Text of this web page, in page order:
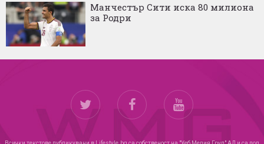
Манчестър Сити иска 80 милиона
за Родри